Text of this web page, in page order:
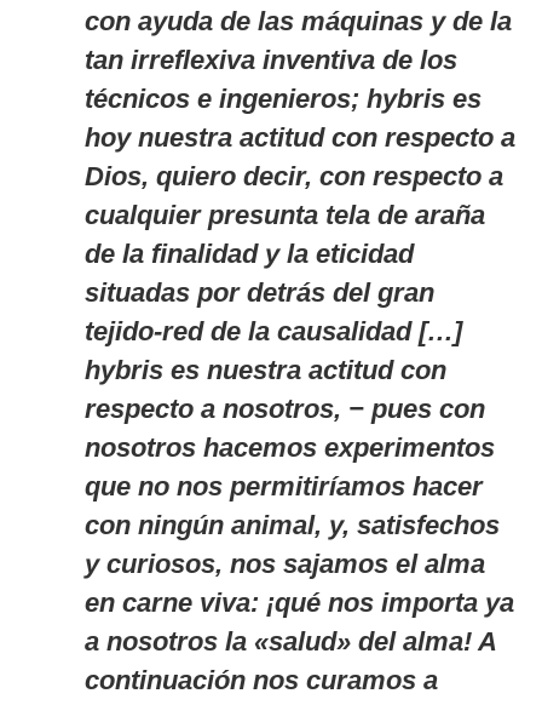
con ayuda de las máquinas y de la
tan irreflexiva inventiva de los
técnicos e ingenieros; hybris es
hoy nuestra actitud con respecto a
Dios, quiero decir, con respecto a
cualquier presunta tela de araña
de la finalidad y la eticidad
situadas por detrás del gran
tejido-red de la causalidad […]
hybris es nuestra actitud con
respecto a nosotros, − pues con
nosotros hacemos experimentos
que no nos permitiríamos hacer
con ningún animal, y, satisfechos
y curiosos, nos sajamos el alma
en carne viva: ¡qué nos importa ya
a nosotros la «salud» del alma! A
continuación nos curamos a